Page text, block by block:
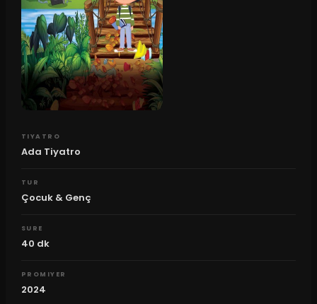
TIYATRO
Ada Tiyatro
TUR
Çocuk & Genç
SURE
40 dk
PROMIYER
2024